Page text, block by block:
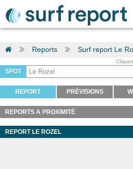
Reports Surf report Le
SPOT
REPORT PRÉVISIONS
REPORTS A PROXIMITÉ
REPORT LE ROZEL